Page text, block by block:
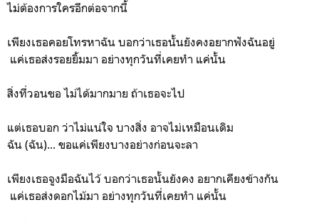
ไม่ต้องการใครอีกต่อจากนี้
เพียงเธอคอยโทรหาฉัน บอกว่าเธอนั้นยังคงอยากฟังฉันอยู่
แค่เธอส่งรอยยิ้มมา อย่างทุกวันที่เคยทำ แค่นั้น
สิ่งที่วอนขอ ไม่ได้มากมาย ถ้าเธอจะไป
แต่เธอบอก ว่าไม่แน่ใจ บางสิ่ง อาจไม่เหมือนเดิม
ฉัน (ฉัน)... ขอแค่เพียงบางอย่างก่อนจะลา
เพียงเธอจูงมือฉันไว้ บอกว่าเธอนั้นยังคง อยากเคียงข้างกัน
แค่เธอส่งดอกไม้มา อย่างทุกวันที่เคยทำ แค่นั้น